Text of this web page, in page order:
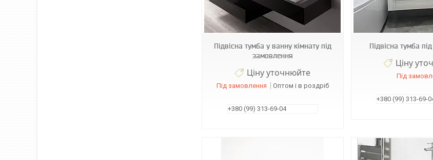
Підвісна тумба у ванну кімнату під
замовлення
Ціну уточнюйте
Під замовлення Оптом і в роздріб
+380 (99) 313-69-04
Т77
Підвісна тумба
Ціну
Під
+380 (99) 313-69-
Т57